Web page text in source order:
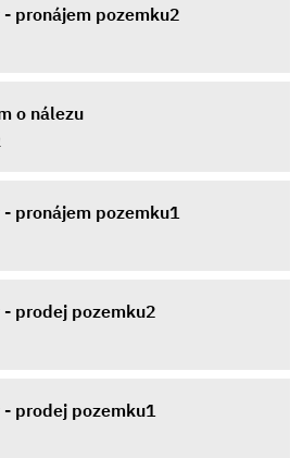
pronájem pozemku2
o nálezu
- pronájem pozemku1
- prodej pozemku2
- prodej pozemku1